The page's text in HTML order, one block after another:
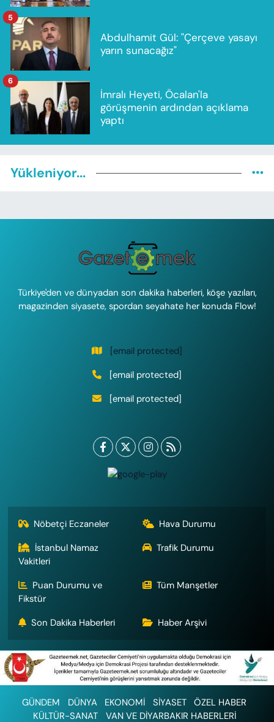
Abdulhamit Gül: "Çerçeve yasayı
yarın sunacağız"
5
İmralı Heyeti, Öcalan'la
görüşmenin ardından açıklama
yaptı
6
Yükleniyor...
Türkiye'den ve dünyadan son dakika haberleri, köşe yazıları,
magazinden siyasete, spordan seyahate her konuda Flow!
[email protected]
[email protected]
[email protected]
Nöbetçi Eczaneler
Hava Durumu
İstanbul Namaz
Vakitleri
Trafik Durumu
Puan Durumu ve
Fikstür
Tüm Manşetler
Son Dakika Haberleri Haber Arşivi
GÜNDEM DÜNYA EKONOMİ SİYASET
ÖZEL HABER
KÜLTÜR-SANAT
VAN VE DİYARBAKIR HABERLERİ